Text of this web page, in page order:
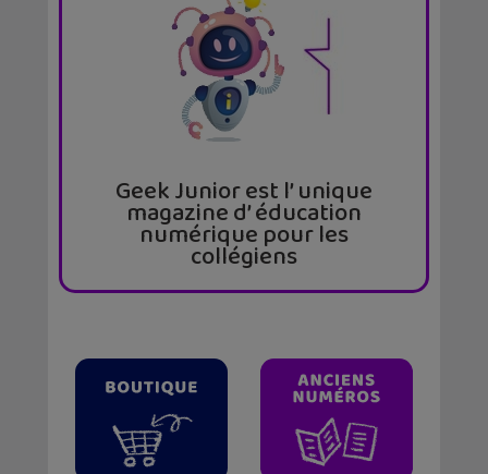
Geek Junior est l’ unique
magazine d’ éducation
numérique pour les
collégiens